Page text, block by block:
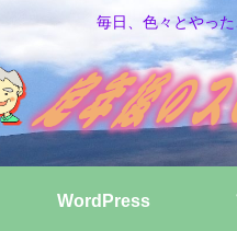
毎日、色々とやっ
WordPress